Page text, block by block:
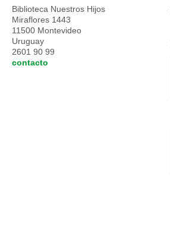
Biblioteca Nuestros Hijos
Miraflores 1443
11500 Montevideo
Uruguay
2601 90 99
contacto